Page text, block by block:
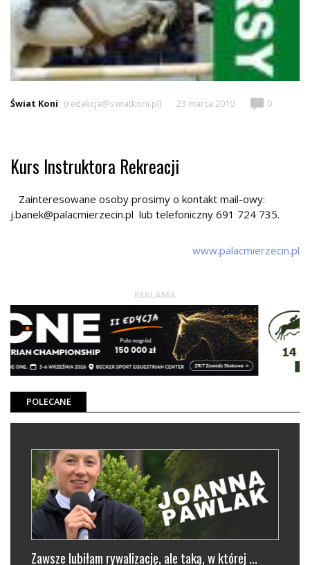
Świat Koni (redakcja@swiatkoni.pl) 23 marca 2010 0
Kurs Instruktora Rekreacji
Zainteresowane osoby prosimy o kontakt mail-owy:
j.banek@palacmierzecin.pl lub telefoniczny 691 724 735.
www.palacmierzecin.pl
REKLAMA
POLECANE
Zawsze lubiłam rywalizację, ale taką, w której ...